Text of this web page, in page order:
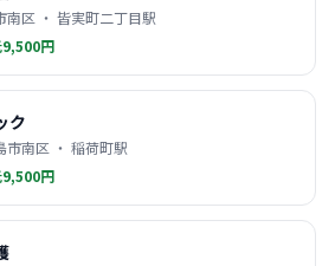
区 ・ 皆実町二丁目駅
円
ク
市南区 ・ 稲荷町駅
円